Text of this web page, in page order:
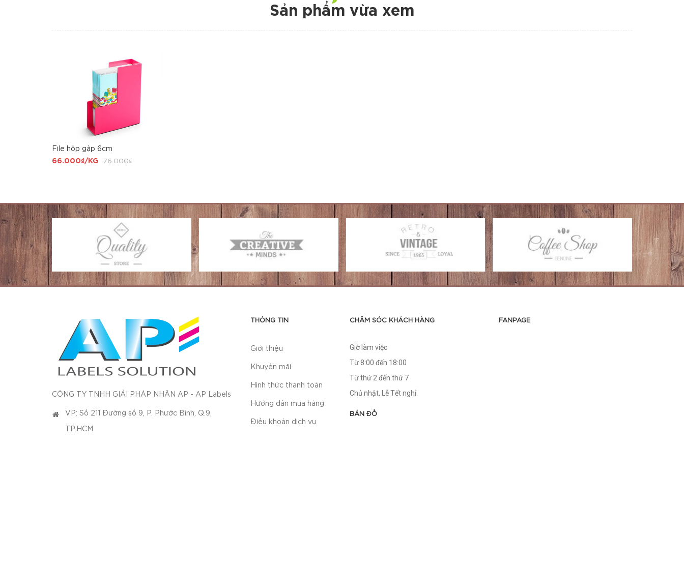
Sản phẩm vừa xem
File hộp gập 6cm
66.000₫/KG
76.000₫
CÔNG TY TNHH GIẢI PHÁP NHÃN AP - AP Labels
VP: Số 211 Đường số 9, P. Phước Bình, Q.9,
TP.HCM
THÔNG TIN
Giới thiệu
Khuyến mãi
Hình thức thanh toán
Hướng dẫn mua hàng
Điều khoản dịch vụ
CHĂM SÓC KHÁCH HÀNG
Giờ làm việc
Từ 8:00 đến 18:00
Từ thứ 2 đến thứ 7
Chủ nhật, Lễ Tết nghỉ.
BẢN ĐỒ
FANPAGE